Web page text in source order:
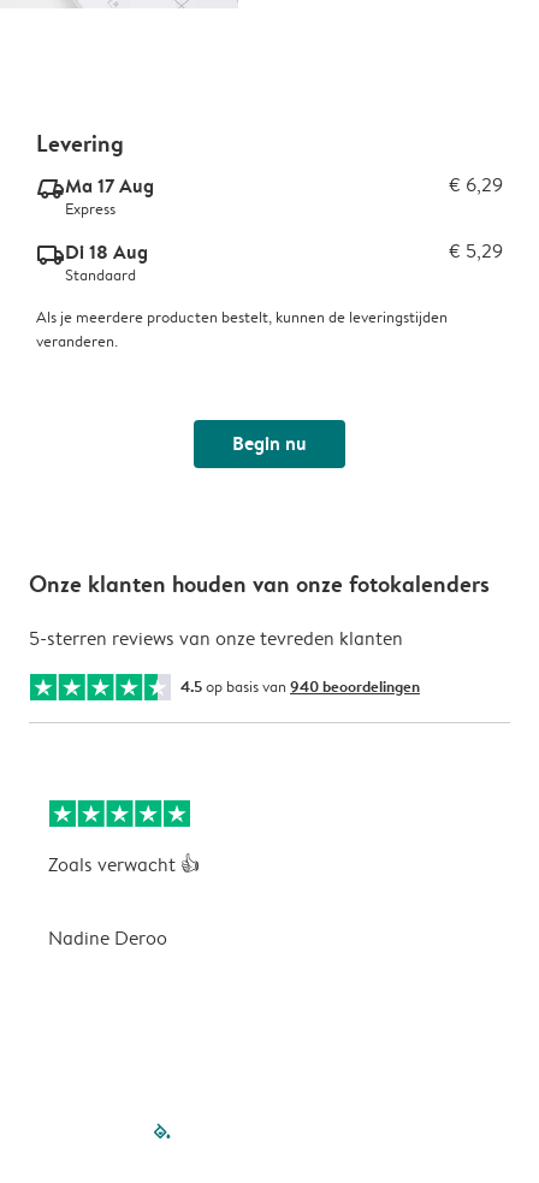
Levering
delivery_express_v2Ma 17 Aug € 6,29
Express
delivery_standard_v2Di 18 Aug € 5,29
Standaard
Als je meerdere producten bestelt, kunnen de leveringstijden
veranderen.
Begin nu
Onze klanten houden van onze fotokalenders
5-sterren reviews van onze tevreden klanten
4.5op basis van 940 beoordelingen
Zoals verwacht 👍
Nadine Deroo
filled-pagination